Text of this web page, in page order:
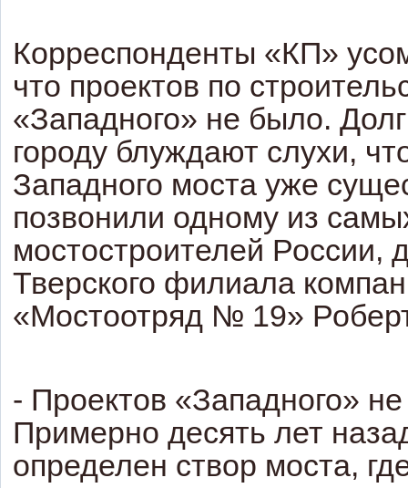
Корреспонденты «КП»
что проектов по
«Западного» не было.
городу блуждают слухи,
Западного моста уже
позвонили одному из
мостостроителей России,
Тверского филиала
«Мостоотряд № 19»
- Проектов «Западного»
Примерно десять лет
определен створ моста,